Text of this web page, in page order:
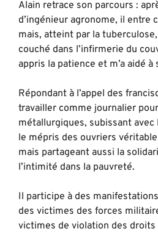
Alain retrace son parcours :
d’ingénieur agronome, il entre
mais, atteint par la
couché dans l’infirmerie du
appris la patience et m’a aidé
Répondant à l’appel des
travailler comme journalier
métallurgiques, subissant
le mépris des ouvriers
mais partageant aussi la
l’intimité dans la pauvreté.
Il participe à des
des victimes des forces
victimes de violation des droits